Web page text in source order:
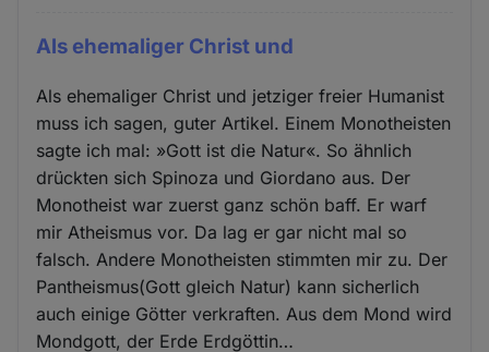
Als ehemaliger Christ und
Als ehemaliger Christ und jetziger freier Humanist
muss ich sagen, guter Artikel. Einem Monotheisten
sagte ich mal: »Gott ist die Natur«. So ähnlich
drückten sich Spinoza und Giordano aus. Der
Monotheist war zuerst ganz schön baff. Er warf
mir Atheismus vor. Da lag er gar nicht mal so
falsch. Andere Monotheisten stimmten mir zu. Der
Pantheismus(Gott gleich Natur) kann sicherlich
auch einige Götter verkraften. Aus dem Mond wird
Mondgott, der Erde Erdgöttin…